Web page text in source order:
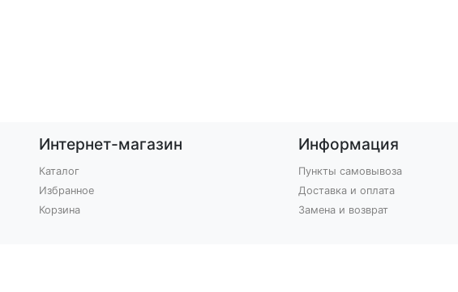
Интернет-магазин
Каталог
Избранное
Корзина
Информация
Пункты самовывоза
Доставка и оплата
Замена и возврат